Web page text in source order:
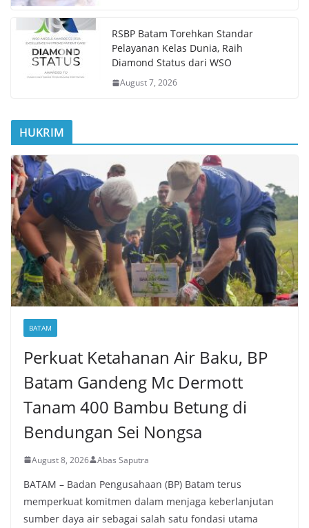
RSBP Batam Torehkan Standar
Pelayanan Kelas Dunia, Raih
Diamond Status dari WSO
August 7, 2026
HUKRIM
BATAM
Perkuat Ketahanan Air Baku, BP
Batam Gandeng Mc Dermott
Tanam 400 Bambu Betung di
Bendungan Sei Nongsa
August 8, 2026 Abas Saputra
BATAM – Badan Pengusahaan (BP) Batam terus
memperkuat komitmen dalam menjaga keberlanjutan
sumber daya air sebagai salah satu fondasi utama